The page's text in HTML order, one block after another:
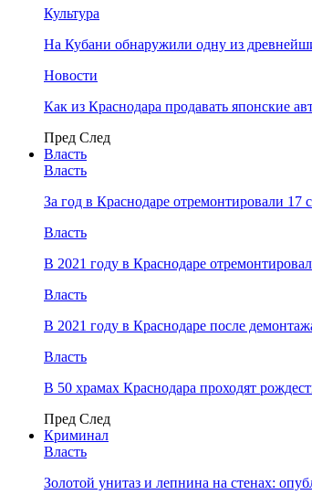
Культура
На Кубани обнаружили одну из
Новости
Как из Краснодара продавать японские
Пред След
Власть
Власть
За год в Краснодаре отремонтировали
Власть
В 2021 году в Краснодаре
Власть
В 2021 году в Краснодаре после
Власть
В 50 храмах Краснодара проходят
Пред След
Криминал
Власть
​Золотой унитаз и лепнина на стенах: